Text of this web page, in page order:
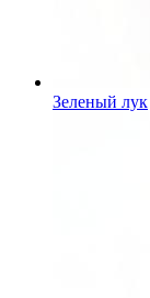
Зеленый лук